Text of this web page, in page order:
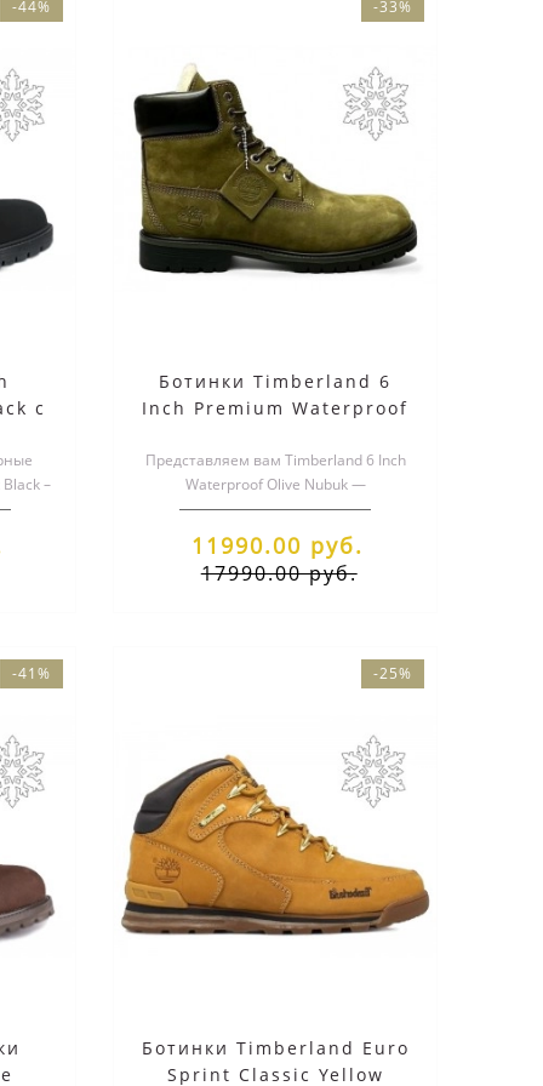
-44%
с
–
-33%
Ботинки Timberland 6
Inch Premium Waterproof
Представляем вам Timberland 6 Inch
Waterproof Olive Nubuk —
воплощение комфорта и
надежности. ..
11990.00 руб.
17990.00 руб.
-41% -25%
Ботинки Timberland Euro
Sprint Classic Yellow